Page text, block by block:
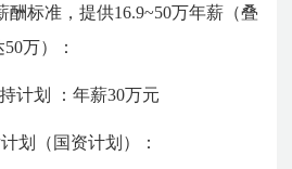
酬标准，提供16.9~50万年薪（叠
万）：
计划 ：年薪30万元
划（国资计划）：